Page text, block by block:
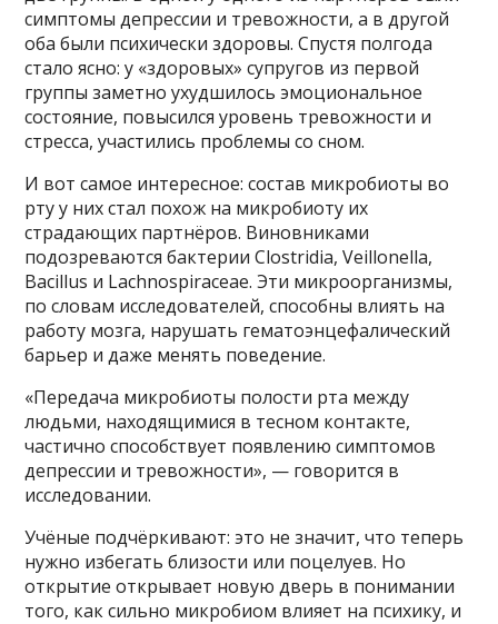
симптомы депрессии и тревожности, а в другой
оба были психически здоровы. Спустя полгода
стало ясно: у «здоровых» супругов из первой
группы заметно ухудшилось эмоциональное
состояние, повысился уровень тревожности и
стресса, участились проблемы со сном.
И вот самое интересное: состав микробиоты во
рту у них стал похож на микробиоту их
страдающих партнёров. Виновниками
подозреваются бактерии Clostridia, Veillonella,
Bacillus и Lachnospiraceae. Эти микроорганизмы,
по словам исследователей, способны влиять на
работу мозга, нарушать гематоэнцефалический
барьер и даже менять поведение.
«Передача микробиоты полости рта между
людьми, находящимися в тесном контакте,
частично способствует появлению симптомов
депрессии и тревожности», — говорится в
исследовании.
Учёные подчёркивают: это не значит, что теперь
нужно избегать близости или поцелуев. Но
открытие открывает новую дверь в понимании
того, как сильно микробиом влияет на психику, и